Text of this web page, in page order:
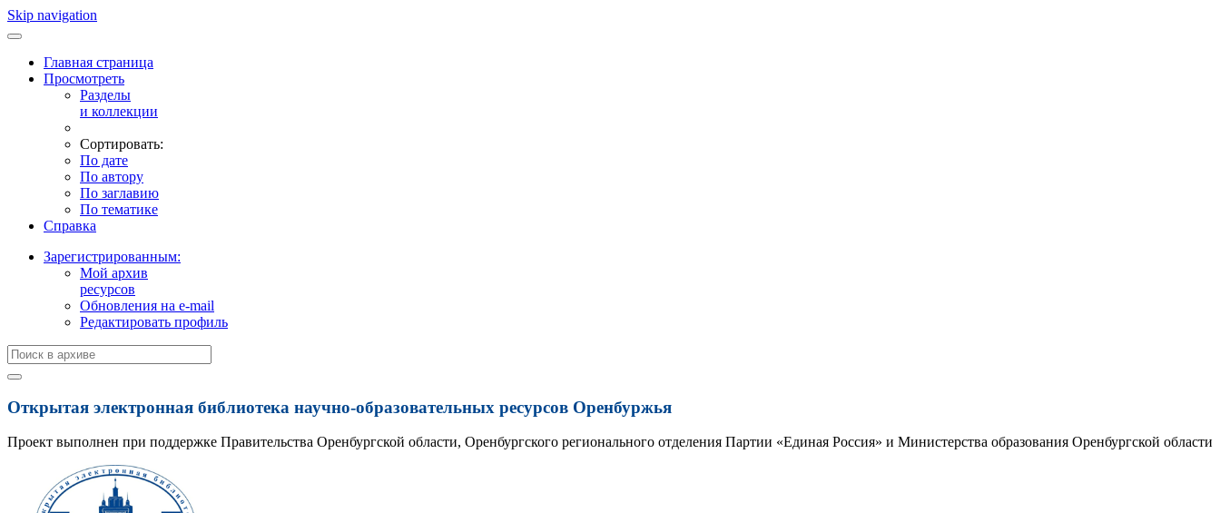
Skip navigation
Главная страница
Просмотреть
Разделы
и коллекции
Сортировать:
По дате
По автору
По заглавию
По тематике
Справка
Зарегистрированным:
Мой архив
ресурсов
Обновления на e-mail
Редактировать профиль
Открытая электронная библиотека научно-образовательных ресурсов Оренбуржья
Проект выполнен при поддержке Правительства Оренбургской области, Оренбургского регионального отделения Партии «Единая Россия» и Министерства образования Оренбургской области